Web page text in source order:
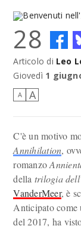
Benvenuti
28
Articolo di Leo
Giovedì 1
A A
C'è un motivo
Annihilation,
romanzo
della trilogia
VanderMeer, è
Anticipato
del 2017, ha